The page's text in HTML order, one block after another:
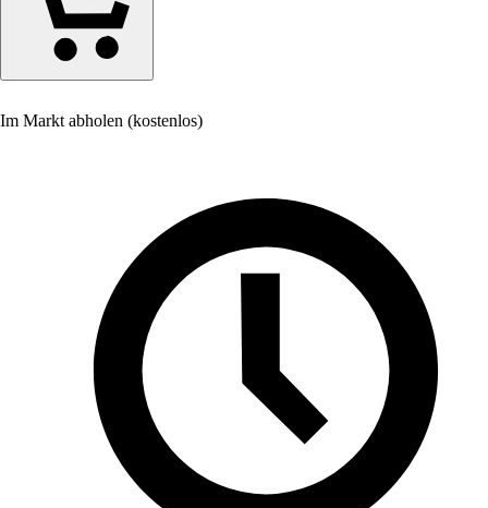
Im Markt abholen (kostenlos)